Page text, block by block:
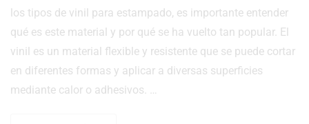
los tipos de vinil para estampado, es importante entender
qué es este material y por qué se ha vuelto tan popular. El
vinil es un material flexible y resistente que se puede cortar
en diferentes formas y aplicar a diversas superficies
mediante calor o adhesivos. …